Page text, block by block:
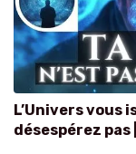
L’Univers vous
désespérez pas